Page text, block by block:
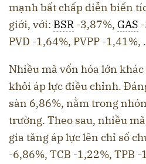
mạnh bất chấp diễn biến
giới, với: BSR -3,87%, GAS
PVD -1,64%, PVPP -1,41%,
Nhiều mã vốn hóa lớn
khỏi áp lực điều chỉnh.
sàn 6,86%, nằm trong
trường. Theo sau, nhiều
gia tăng áp lực lên chỉ số
-6,86%, TCB -1,22%, TPB -